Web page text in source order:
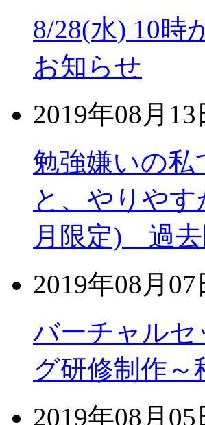
8/28(水) 10時
お知らせ
2019年08月13
勉強嫌いの
と、やりや
月限定) 過去
2019年08月07
バーチャルセ
グ研修制作
2019年08月05